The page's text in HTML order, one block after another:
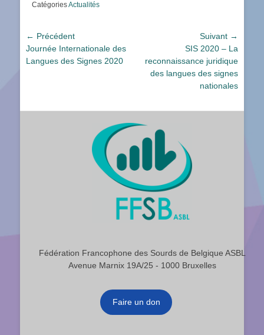
CatégoriesActualités
Navigation
de
l’article
← Précédent
Article
précédent :
Journée Internationale des
Langues des Signes 2020
Suivant →
suivant :
SIS 2020 – La
reconnaissance juridique
des langues des signes
nationales
Fédération Francophone des Sourds de Belgique ASBL
Avenue Marnix 19A/25 - 1000 Bruxelles
Faire un don